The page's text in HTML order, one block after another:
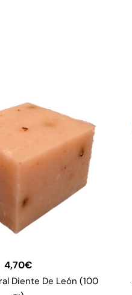
4,70€
Diente De León (100